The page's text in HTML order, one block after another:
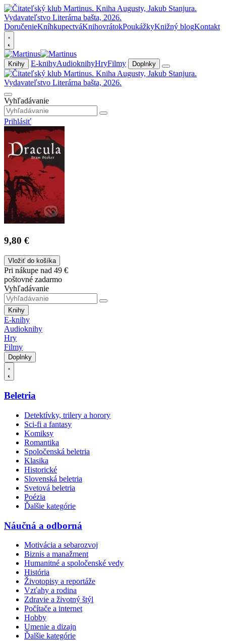
DoručenieKníhkupectváKnihovrátokPoukážkyKnižný blogKontakt
Knihy E-knihyAudioknihyHryFilmy Doplnky
Vyhľadávanie
Prihlásiť
9,80 €
Vložiť do košíka
Pri nákupe nad 49 €
poštovné zadarmo
Vyhľadávanie
Knihy
E-knihy
Audioknihy
Hry
Filmy
Doplnky
Beletria
Detektívky, trilery a horory
Sci-fi a fantasy
Komiksy
Romantika
Spoločenská beletria
Klasika
Historické
Slovenská beletria
Svetová beletria
Poézia
Ďalšie kategórie
Náučná a odborná
Motivácia a sebarozvoj
Biznis a manažment
Humanitné a spoločenské vedy
História
Životopisy a reportáže
Vzťahy a rodina
Zdravie a životný štýl
Počítače a internet
Hobby
Umenie a dizajn
Ďalšie kategórie